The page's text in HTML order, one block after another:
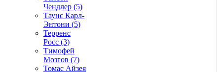
Чендлер (5)
Таунс Карл-
Энтони (5)
Терренс
Росс (3)
Тимофей
Мозгов (7)
Томас Айзея